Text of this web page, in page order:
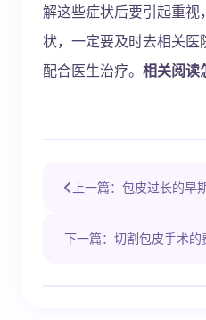
解这些症状后要引起重
状，一定要及时去相关
配合医生治疗。 相关阅读
上一篇：包皮过长的早
下一篇：切割包皮手术的